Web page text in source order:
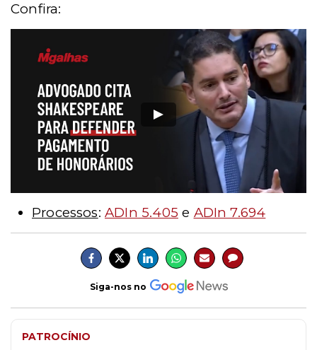
Confira:
Processos:ADIn 5.405 e ADIn 7.694
Siga-nos no
PATROCÍNIO